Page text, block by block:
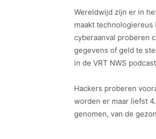
Wereldwijd zijn er in
maakt
cyberaanval proberen
gegevens of geld te
in de VRT NWS
Hackers proberen
worden er maar liefst
genomen, van de